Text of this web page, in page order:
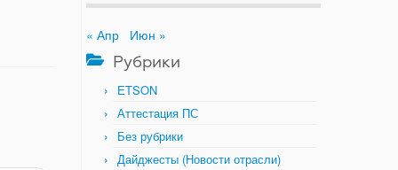
« Апр Июн »
Рубрики
ETSON
Аттестация ПС
Без рубрики
Дайджесты (Новости отрасли)